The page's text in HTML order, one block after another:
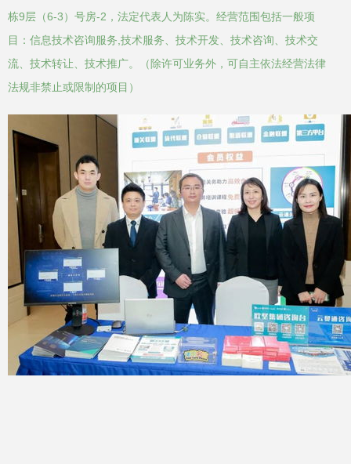
栋9层（6-3）号房-2，法定代表人为陈实。经营范围包括一般项
目：信息技术咨询服务,技术服务、技术开发、技术咨询、技术交
流、技术转让、技术推广。（除许可业务外，可自主依法经营法律
法规非禁止或限制的项目）